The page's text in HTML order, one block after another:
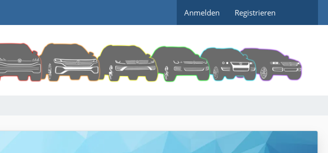
Anmelden Registrieren